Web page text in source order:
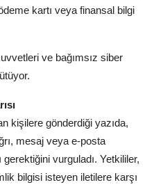
kartı veya finansal bilgi
ve bağımsız siber
kişilere gönderdiği yazıda,
mesaj veya e-posta
vurguladı. Yetkililer,
bilgisi isteyen iletilere karşı